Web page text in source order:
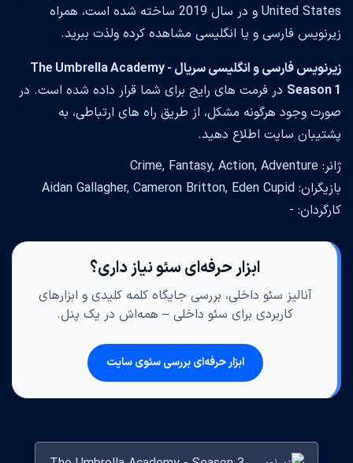
United States و در سال 2019 ساخته شده است، همراه
زیرنویس فارسی و یا انگلیسی مشاهده کرده ولذت ببرید.
زیرنویس فارسی و انگلیسی سریال The Umbrella Academy -
Season 1 در فرمت های رایج برای شما قرار داده شده است. در
صورت وجود هرگونه مشکل، از طریق راه های ارتباطی، به
پشتیبان سایت اطلاع دهید.
ژانر: Crime, Fantasy, Action, Adventure
بازیگران: Aidan Gallagher, Cameron Britton, Eden Cupid
کارگردان: -
ابزار حرفه‌ای سئو نیاز داری؟
آنالیز سئو داخلی، بررسی جایگاه کلمه کلیدی و ابزارهای
کاربردی برای سئو داخلی – همه‌اش در یک پنل.
ابزار حرفه‌ای بررسی سئوی سایت